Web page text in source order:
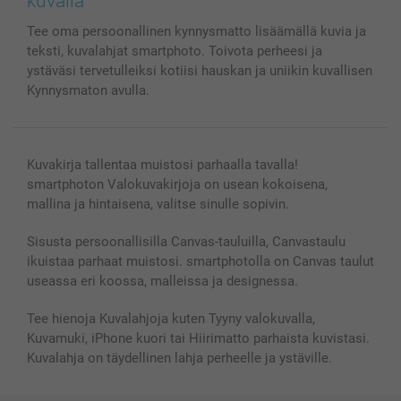
Kuvakalenterit & Päivyrit
Valokuvakehykset & Lisätarvikkeet
Lahjakortti
Investor Relations
Tilausten tila
Tee oma persoonallinen kynnysmatto lisäämällä kuvia ja
teksti, kuvalahjat smartphoto. Toivota perheesi ja
ystäväsi tervetulleiksi kotiisi hauskan ja uniikin kuvallisen
Kynnysmaton avulla.
Kuvakirja tallentaa muistosi parhaalla tavalla!
smartphoton Valokuvakirjoja on usean kokoisena,
mallina ja hintaisena, valitse sinulle sopivin.
Sisusta persoonallisilla Canvas-tauluilla, Canvastaulu
ikuistaa parhaat muistosi. smartphotolla on Canvas taulut
useassa eri koossa, malleissa ja designessa.
Tee hienoja Kuvalahjoja kuten Tyyny valokuvalla,
Kuvamuki, iPhone kuori tai Hiirimatto parhaista kuvistasi.
Kuvalahja on täydellinen lahja perheelle ja ystäville.